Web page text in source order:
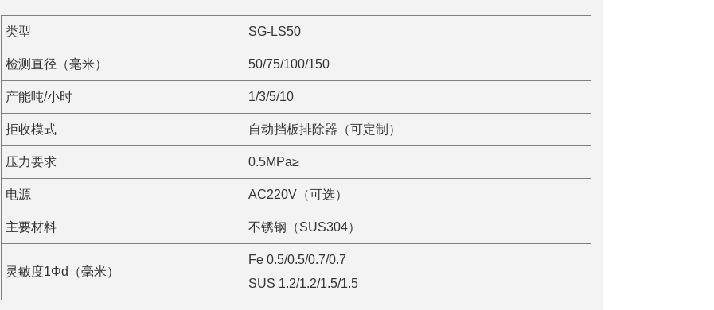
类型 SG-LS50
检测直径（毫米） 50/75/100/150
产能吨/小时 1/3/5/10
拒收模式 自动挡板排除器（可定制）
压力要求 0.5MPa≥
电源 AC220V（可选）
主要材料 不锈钢（SUS304）
灵敏度1Φd（毫米）
Fe 0.5/0.5/0.7/0.7
SUS 1.2/1.2/1.5/1.5